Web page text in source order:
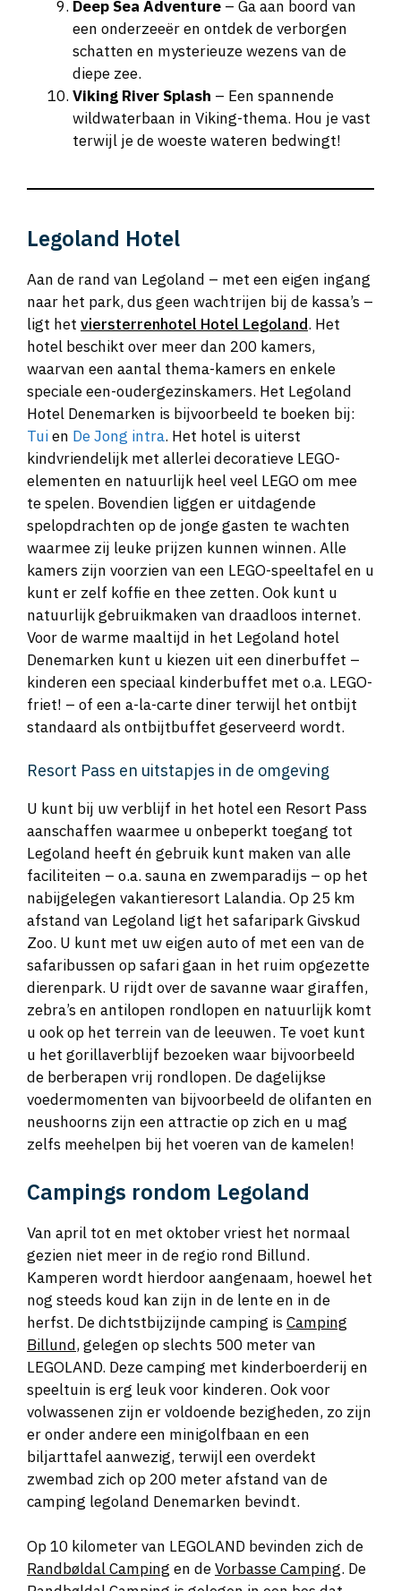
Deep Sea Adventure – Ga aan boord van
een onderzeeër en ontdek de verborgen
schatten en mysterieuze wezens van de
diepe zee.
Viking River Splash – Een spannende
wildwaterbaan in Viking-thema. Hou je vast
terwijl je de woeste wateren bedwingt!
Legoland Hotel
Aan de rand van Legoland – met een eigen ingang
naar het park, dus geen wachtrijen bij de kassa’s –
ligt het viersterrenhotel Hotel Legoland. Het
hotel beschikt over meer dan 200 kamers,
waarvan een aantal thema-kamers en enkele
speciale een-oudergezinskamers. Het Legoland
Hotel Denemarken is bijvoorbeeld te boeken bij:
Tuien De Jong intra. Het hotel is uiterst
kindvriendelijk met allerlei decoratieve LEGO-
elementen en natuurlijk heel veel LEGO om mee
te spelen. Bovendien liggen er uitdagende
spelopdrachten op de jonge gasten te wachten
waarmee zij leuke prijzen kunnen winnen. Alle
kamers zijn voorzien van een LEGO-speeltafel en u
kunt er zelf koffie en thee zetten. Ook kunt u
natuurlijk gebruikmaken van draadloos internet.
Voor de warme maaltijd in het Legoland hotel
Denemarken kunt u kiezen uit een dinerbuffet –
kinderen een speciaal kinderbuffet met o.a. LEGO-
friet! – of een a-la-carte diner terwijl het ontbijt
standaard als ontbijtbuffet geserveerd wordt.
Resort Pass en uitstapjes in de omgeving
U kunt bij uw verblijf in het hotel een Resort Pass
aanschaffen waarmee u onbeperkt toegang tot
Legoland heeft én gebruik kunt maken van alle
faciliteiten – o.a. sauna en zwemparadijs – op het
nabijgelegen vakantieresort Lalandia. Op 25 km
afstand van Legoland ligt het safaripark Givskud
Zoo. U kunt met uw eigen auto of met een van de
safaribussen op safari gaan in het ruim opgezette
dierenpark. U rijdt over de savanne waar giraffen,
zebra’s en antilopen rondlopen en natuurlijk komt
u ook op het terrein van de leeuwen. Te voet kunt
u het gorillaverblijf bezoeken waar bijvoorbeeld
de berberapen vrij rondlopen. De dagelijkse
voedermomenten van bijvoorbeeld de olifanten en
neushoorns zijn een attractie op zich en u mag
zelfs meehelpen bij het voeren van de kamelen!
Campings rondom Legoland
Van april tot en met oktober vriest het normaal
gezien niet meer in de regio rond Billund.
Kamperen wordt hierdoor aangenaam, hoewel het
nog steeds koud kan zijn in de lente en in de
herfst. De dichtstbijzijnde camping isCamping
Billund, gelegen op slechts 500 meter van
LEGOLAND. Deze camping met kinderboerderij en
speeltuin is erg leuk voor kinderen. Ook voor
volwassenen zijn er voldoende bezigheden, zo zijn
er onder andere een minigolfbaan en een
biljarttafel aanwezig, terwijl een overdekt
zwembad zich op 200 meter afstand van de
camping legoland Denemarken bevindt.
Op 10 kilometer van LEGOLAND bevinden zich de
Randbøldal Camping en deVorbasse Camping. De